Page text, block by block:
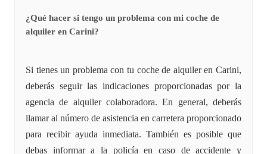
¿Qué hacer si tengo un problema con mi coche de
alquiler en Carini?
Si tienes un problema con tu coche de alquiler en Carini,
deberás seguir las indicaciones proporcionadas por la
agencia de alquiler colaboradora. En general, deberás
llamar al número de asistencia en carretera proporcionado
para recibir ayuda inmediata. También es posible que
debas informar a la policía en caso de accidente y